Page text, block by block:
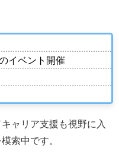
イベント開催
ャリア支援も視野に入
索中です。